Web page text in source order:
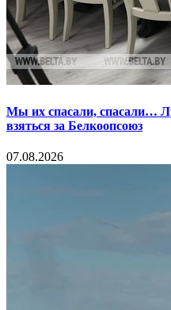
Мы их спасали, спасали…
взяться за Белкоопсоюз
07.08.2026